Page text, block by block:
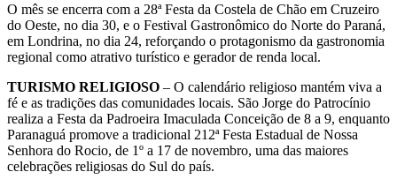
O mês se encerra com a 28ª Festa da Costela de Chão em Cruzeiro
do Oeste, no dia 30, e o Festival Gastronômico do Norte do Paraná,
em Londrina, no dia 24, reforçando o protagonismo da gastronomia
regional como atrativo turístico e gerador de renda local.
TURISMO RELIGIOSO – O calendário religioso mantém viva a
fé e as tradições das comunidades locais. São Jorge do Patrocínio
realiza a Festa da Padroeira Imaculada Conceição de 8 a 9, enquanto
Paranaguá promove a tradicional 212ª Festa Estadual de Nossa
Senhora do Rocio, de 1º a 17 de novembro, uma das maiores
celebrações religiosas do Sul do país.